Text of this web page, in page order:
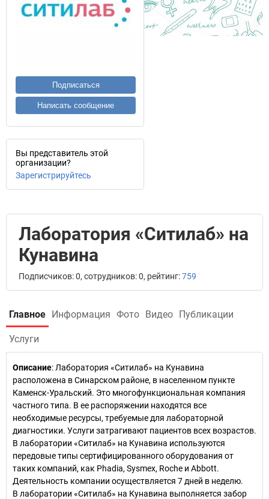
Подписаться
Написать сообщение
Вы представитель этой
организации?
Зарегистрируйтесь
Лаборатория «Ситилаб» на
Кунавина
Подписчиков: 0, сотрудников: 0, рейтинг:759
Главное Информация Фото Видео Публикации
Услуги
Описание: Лаборатория «Ситилаб» на Кунавина
расположена в Синарском районе, в населенном пункте
Каменск-Уральский. Это многофункциональная компания
частного типа. В ее распоряжении находятся все
необходимые ресурсы, требуемые для лабораторной
диагностики. Услуги затрагивают пациентов всех возрастов.
В лаборатории «Ситилаб» на Кунавина используются
передовые типы сертифицированного оборудования от
таких компаний, как Phadia, Sysmex, Roche и Abbott.
Деятельность компании осуществляется 7 дней в неделю.
В лаборатории «Ситилаб» на Кунавина выполняется забор